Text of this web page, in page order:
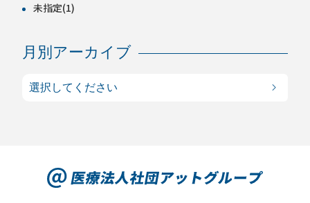
未指定(1)
月別アーカイブ